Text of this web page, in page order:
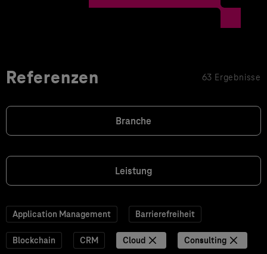
Referenzen 63 Ergebnisse
Branche
Leistung
Application Management Barrierefreiheit
Blockchain CRM Cloud Consulting